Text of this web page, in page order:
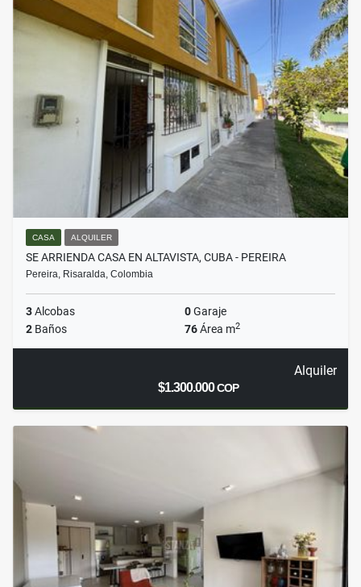
CASA ALQUILER
SE ARRIENDA CASA EN ALTAVISTA, CUBA - PEREIRA
Pereira, Risaralda, Colombia
3Alcobas 0Garaje
2 Baños 76Área m2
Alquiler
$1.300.000COP